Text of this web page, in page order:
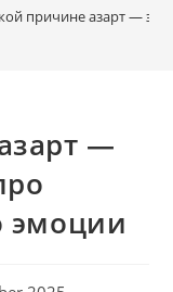
причине азарт —
—
эмоции